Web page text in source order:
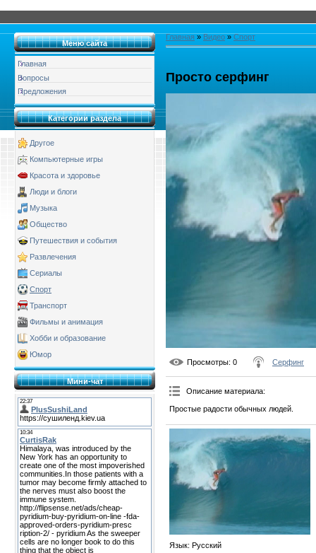
Меню сайта
Главная
Вопросы
Предложения
Категории раздела
Другое
Компьютерные игры
Красота и здоровье
Люди и блоги
Музыка
Общество
Путешествия и события
Развлечения
Сериалы
Спорт
Транспорт
Фильмы и анимация
Хобби и образование
Юмор
Мини-чат
Главная » Видео » Спорт
Просто серфинг
Просмотры: 0 Серфинг
Описание материала:
Простые радости обычных людей.
Язык: Русский